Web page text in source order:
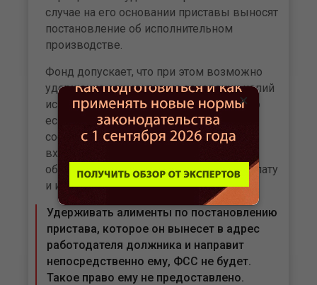
случае на его основании приставы выносят
постановление об исполнительном
производстве.
Фонд допускает, что при этом возможно
удержание алиментов на основании копий
исполнительных документов. Но только
если их направит судебный пристав в
составе пакета документов, в который
входит оригинал постановления об
обращении взыскания на заработную плату
и иные доходы должника.
Удерживать алименты по постановлению
пристава, которое он вынесет в адрес
работодателя должника и направит
непосредственно ему, ФСС не будет.
Такое право ему не предоставлено.
×